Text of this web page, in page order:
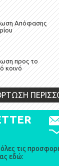
Απόφασης
προς το
κοινό
τις
εδώ: